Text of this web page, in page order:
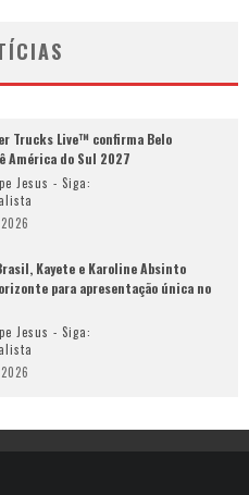
Trucks Live™ confirma Belo
América do Sul 2027
Jesus - Siga:
Kayete e Karoline Absinto
para apresentação única no
Jesus - Siga: